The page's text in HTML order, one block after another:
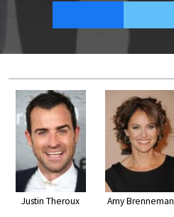
Justin Theroux Amy Brenneman